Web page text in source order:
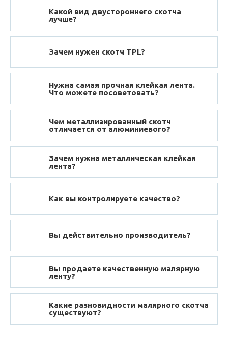
Какой вид двустороннего скотча
лучше?
Зачем нужен скотч TPL?
Нужна самая прочная клейкая лента.
Что можете посоветовать?
Чем металлизированный скотч
отличается от алюминиевого?
Зачем нужна металлическая клейкая
лента?
Как вы контролируете качество?
Вы действительно производитель?
Вы продаете качественную малярную
ленту?
Какие разновидности малярного скотча
существуют?